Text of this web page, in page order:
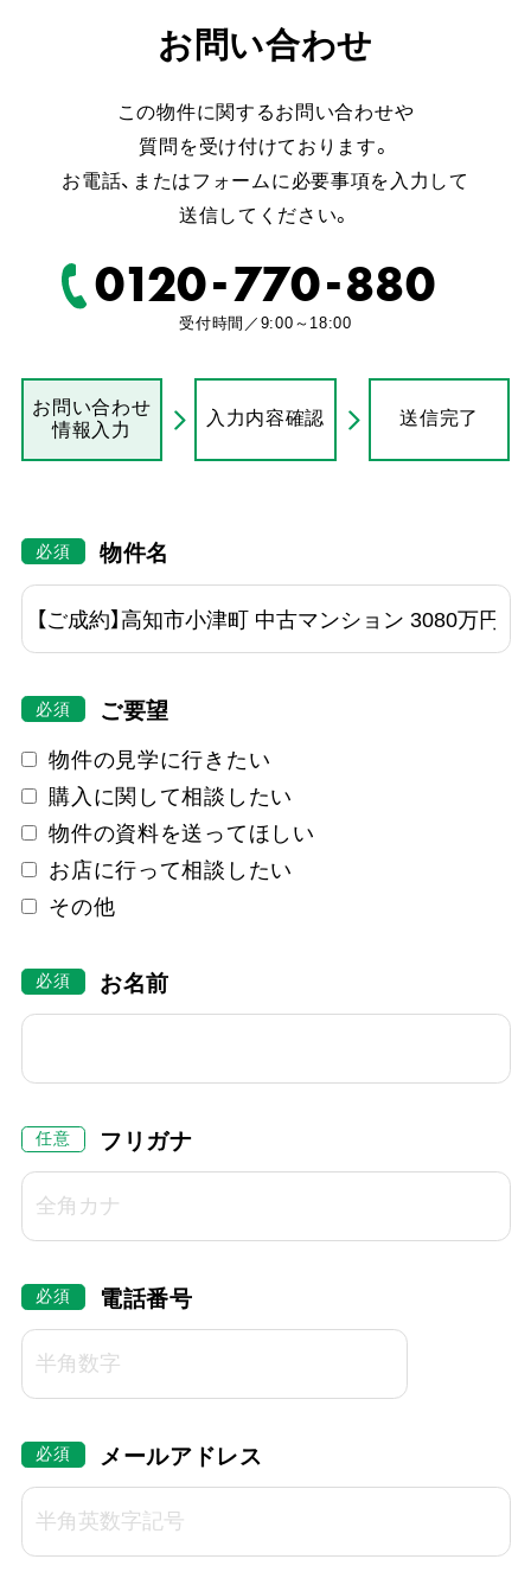
お問い合わせ
この物件に関するお問い合わせや
質問を受け付けております。
お電話、またはフォームに必要事項を入力して
送信してください。
0120-770-880
受付時間／9:00～18:00
お問い合わせ
情報入力
入力内容確認 送信完了
物件名
ご要望
物件の見学に行きたい
購入に関して相談したい
物件の資料を送ってほしい
お店に行って相談したい
その他
お名前
フリガナ
電話番号
メールアドレス